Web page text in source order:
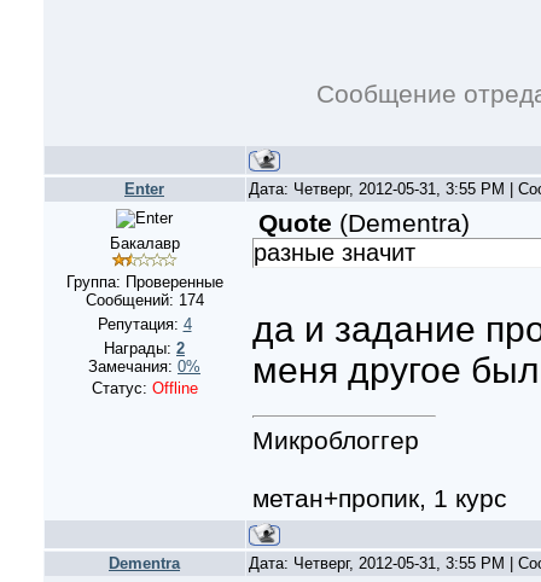
Сообщение
Enter Дата: Четверг, 2012-05-31, 3:55 PM |
Бакалавр
Группа: Проверенные
Сообщений: 174
Репутация: 4
Награды: 2
Замечания: 0%
Статус: Offline
Quote (Dementra)
разные значит
да и задание
меня другое
Микроблоггер
метан+пропик, 1 курс
Dementra Дата: Четверг, 2012-05-31, 3:55 PM |